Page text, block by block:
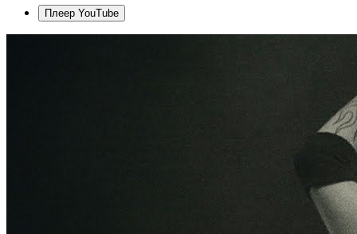
Плеер YouTube